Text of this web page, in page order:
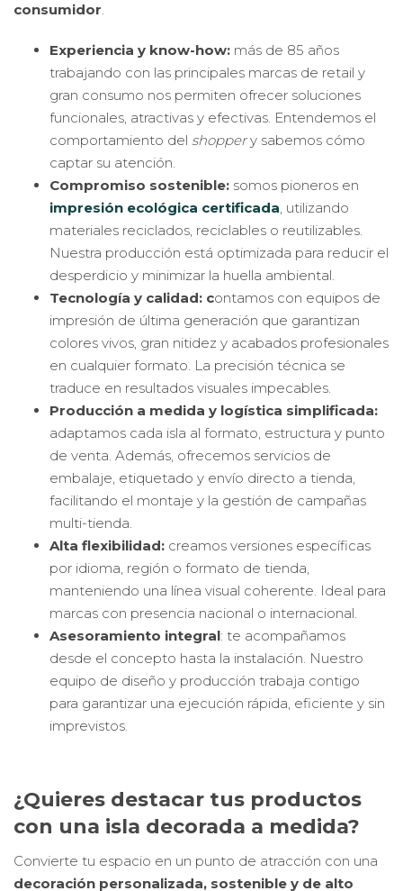
consumidor
Experiencia y know-how: más de 85 años
trabajando con las principales marcas de retail y
gran consumo nos permiten ofrecer soluciones
funcionales, atractivas y efectivas. Entendemos el
comportamiento del shoppery sabemos cómo
captar su atención.
Compromiso sostenible: somos pioneros en
impresión ecológica certificada , utilizando
materiales reciclados, reciclables o reutilizables.
Nuestra producción está optimizada para reducir el
desperdicio y minimizar la huella ambiental.
Tecnología y calidad: contamos con equipos de
impresión de última generación que garantizan
colores vivos, gran nitidez y acabados profesionales
en cualquier formato. La precisión técnica se
traduce en resultados visuales impecables.
Producción a medida y logística simplificada:
adaptamos cada isla al formato, estructura y punto
de venta. Además, ofrecemos servicios de
embalaje, etiquetado y envío directo a tienda,
facilitando el montaje y la gestión de campañas
multi-tienda.
Alta flexibilidad: creamos versiones específicas
por idioma, región o formato de tienda,
manteniendo una línea visual coherente. Ideal para
marcas con presencia nacional o internacional.
Asesoramiento integral: te acompañamos
desde el concepto hasta la instalación. Nuestro
equipo de diseño y producción trabaja contigo
para garantizar una ejecución rápida, eficiente y sin
imprevistos.
¿Quieres destacar tus productos
con una isla decorada a medida?
Convierte tu espacio en un punto de atracción con una
decoración personalizada, sostenible y de alto